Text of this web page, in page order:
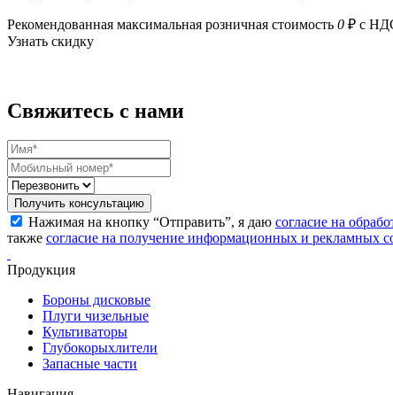
Рекомендованная максимальная розничная стоимость 0 ₽ с
Узнать скидку
Свяжитесь с нами
Получить консультацию
Нажимая на кнопку “Отправить”, я даю согласие на
также согласие на получение информационных и рекламных
Продукция
Бороны дисковые
Плуги чизельные
Культиваторы
Глубокорыхлители
Запасные части